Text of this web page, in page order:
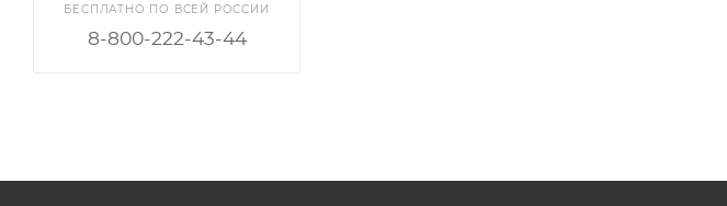
БЕСПЛАТНО ПО ВСЕЙ РОССИИ
8-800-222-43-44